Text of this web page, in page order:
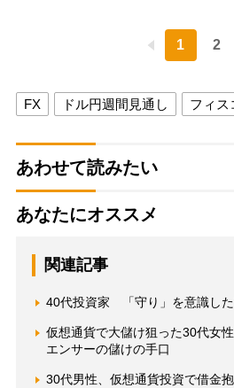
1 2
FX ドル円週間見通し フィス
あわせて読みたい
あなたにオススメ
関連記事
40代投資家 「守り」を意識し
仮想通貨で大儲け狙った30代女
エンサーの儲けの手口
30代男性、仮想通貨投資で借金